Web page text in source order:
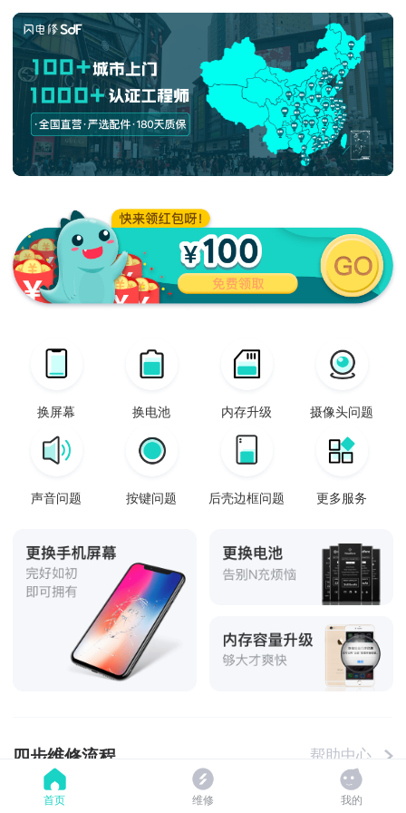
换屏幕 换电池 内存升级 摄像头问题
声音问题 按键问题 后壳边框问题 更多服务
四步维修流程 帮助中心
首页 维修 我的